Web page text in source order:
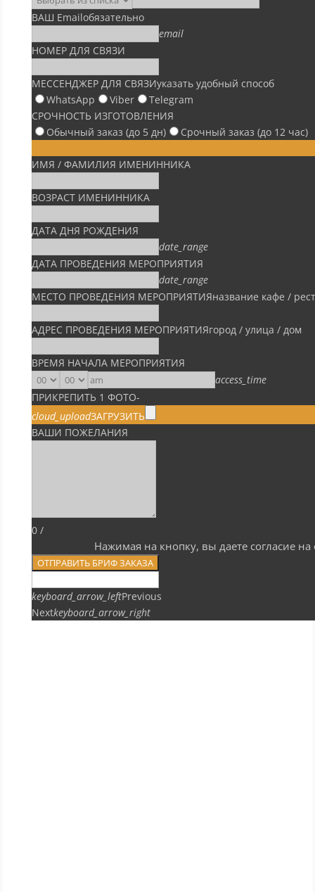
ВАШ Emailобязательно
email
НОМЕР ДЛЯ СВЯЗИ
МЕССЕНДЖЕР ДЛЯ СВЯЗИуказать удобный способ
WhatsApp
Viber
Telegram
СРОЧНОСТЬ ИЗГОТОВЛЕНИЯ
Обычный заказ (до 5 дн)
Срочный заказ (до 12 час)
ИМЯ / ФАМИЛИЯ ИМЕНИННИКА
ВОЗРАСТ ИМЕНИННИКА
ДАТА ДНЯ РОЖДЕНИЯ
date_range
ДАТА ПРОВЕДЕНИЯ МЕРОПРИЯТИЯ
date_range
МЕСТО ПРОВЕДЕНИЯ МЕРОПРИЯТИЯназвание кафе /
АДРЕС ПРОВЕДЕНИЯ МЕРОПРИЯТИЯгород / улица / дом
ВРЕМЯ НАЧАЛА МЕРОПРИЯТИЯ
access_time
ПРИКРЕПИТЬ 1 ФОТО-
cloud_uploadЗАГРУЗИТЬ
ВАШИ ПОЖЕЛАНИЯ
0/
Нажимая на кнопку, вы даете согласие
ОТПРАВИТЬ БРИФ ЗАКАЗА
keyboard_arrow_leftPrevious
Nextkeyboard_arrow_right